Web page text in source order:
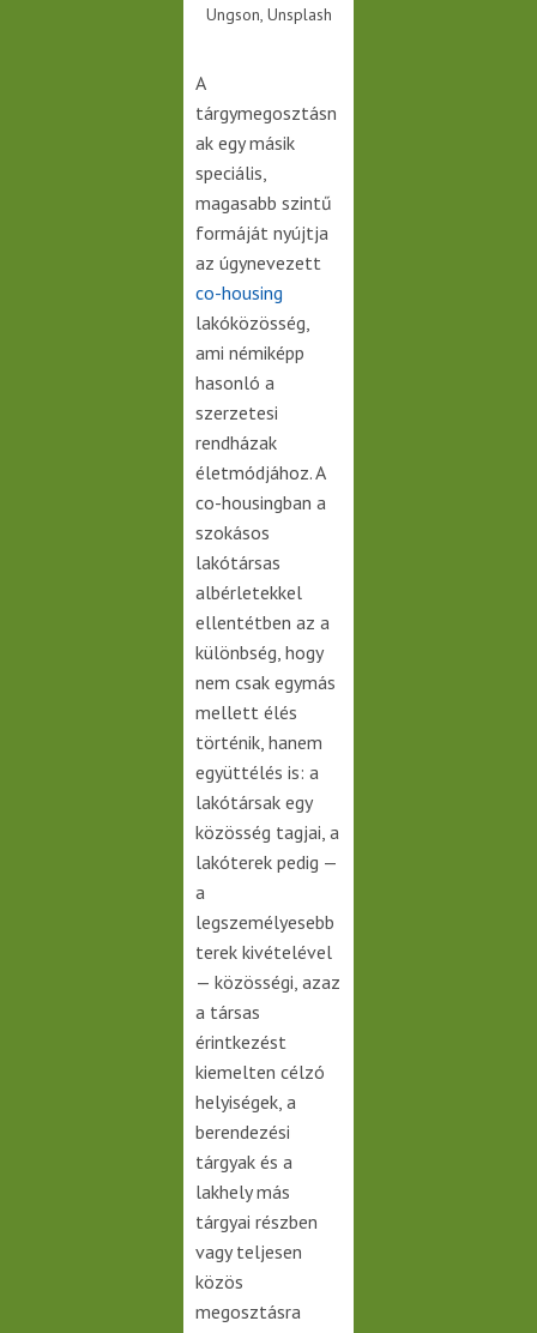
Ungson, Unsplash
A
tárgymegosztásn
ak egy másik
speciális,
magasabb szintű
formáját nyújtja
az úgynevezett
co-housing
lakóközösség,
ami némiképp
hasonló a
szerzetesi
rendházak
életmódjához. A
co-housingban a
szokásos
lakótársas
albérletekkel
ellentétben az a
különbség, hogy
nem csak egymás
mellett élés
történik, hanem
együttélés is: a
lakótársak egy
közösség tagjai, a
lakóterek pedig —
a
legszemélyesebb
terek kivételével
— közösségi, azaz
a társas
érintkezést
kiemelten célzó
helyiségek, a
berendezési
tárgyak és a
lakhely más
tárgyai részben
vagy teljesen
közös
megosztásra